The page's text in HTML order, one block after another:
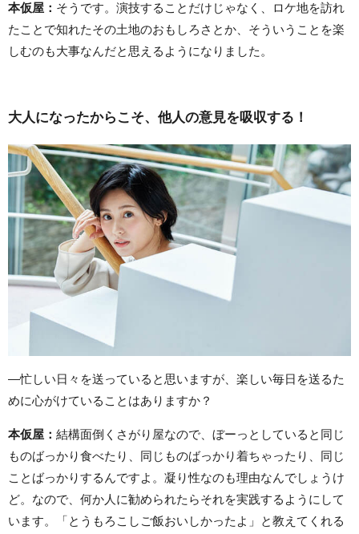
本仮屋： そうです。演技することだけじゃなく、ロケ地を訪れ
たことで知れたその土地のおもしろさとか、そういうことを楽
しむのも大事なんだと思えるようになりました。
大人になったからこそ、他人の意見を吸収する！
―忙しい日々を送っていると思いますが、楽しい毎日を送るた
めに心がけていることはありますか？
本仮屋： 結構面倒くさがり屋なので、ぼーっとしていると同じ
ものばっかり食べたり、同じものばっかり着ちゃったり、同じ
ことばっかりするんですよ。凝り性なのも理由なんでしょうけ
ど。なので、何か人に勧められたらそれを実践するようにして
います。「とうもろこしご飯おいしかったよ」と教えてくれる